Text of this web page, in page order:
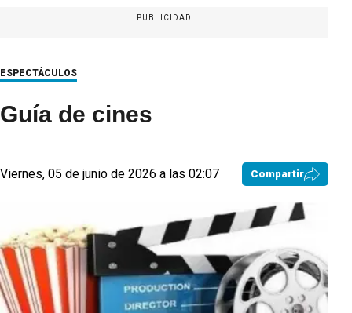
PUBLICIDAD
ESPECTÁCULOS
Guía de cines
Viernes, 05 de junio de 2026 a las 02:07 Compartir